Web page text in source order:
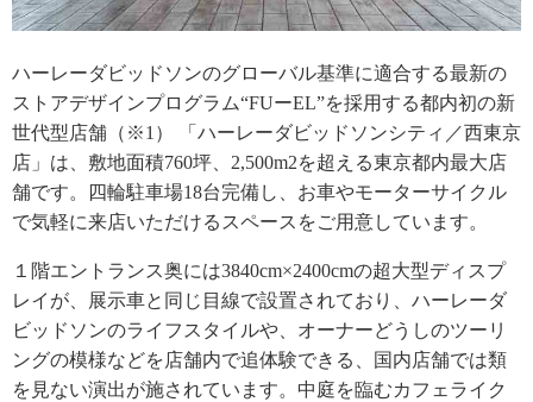
ハーレーダビッドソンのグローバル基準に適合する最新の
ストアデザインプログラム“FUーEL”を採用する都内初の新
世代型店舗（※1） 「ハーレーダビッドソンシティ／西東京
店」は、敷地面積760坪、2,500m2を超える東京都内最大店
舗です。四輪駐車場18台完備し、お車やモーターサイクル
で気軽に来店いただけるスペースをご用意しています。
１階エントランス奥には3840cm×2400cmの超大型ディスプ
レイが、展示車と同じ目線で設置されており、ハーレーダ
ビッドソンのライフスタイルや、オーナーどうしのツーリ
ングの模様などを店舗内で追体験できる、国内店舗では類
を見ない演出が施されています。中庭を臨むカフェライク